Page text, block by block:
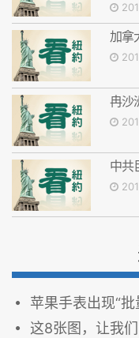
加拿
冉沙
中共
苹果手表出现“批
这8张图，让我们